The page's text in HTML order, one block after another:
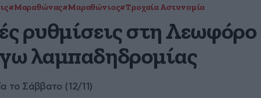
#Μαραθώνας#Μαραθώνιος#Τροχαία Αστυνομία
ρυθμίσεις στη Λεωφόρο
λαμπαδηδρομίας
το Σάββατο (12/11)